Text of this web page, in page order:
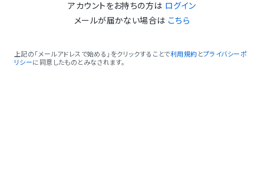
アカウントをお持ちの方は ログイン
メールが届かない場合は こちら
上記の「メールアドレスで始める」をクリックすることで利用規約 とプライバシーポ
リシーに同意したものとみなされます。